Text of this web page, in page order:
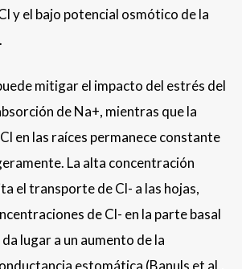
y el bajo potencial osmótico de la
mitigar el impacto del estrés del
de Na+, mientras que la
en las raíces permanece constante
La alta concentración
el transporte de Cl- a las hojas,
de Cl- en la parte basal
lugar a un aumento de la
estomática (Banuls et al.,